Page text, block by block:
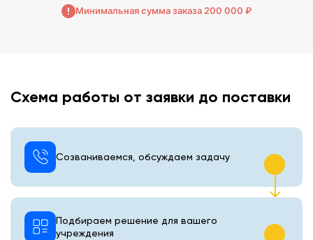
Минимальная сумма заказа 200 000 ₽
Схема работы от заявки до поставки
Созваниваемся, обсуждаем задачу
Подбираем решение для вашего
учреждения